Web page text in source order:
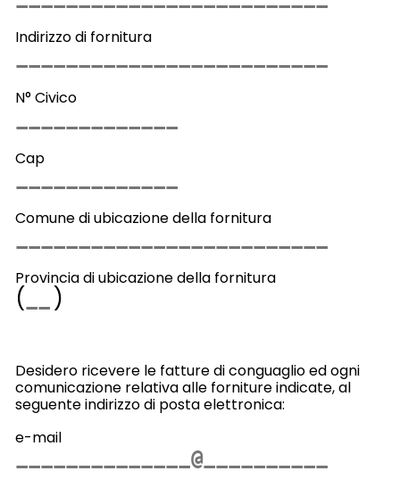
Indirizzo di fornitura
N° Civico
Cap
Comune di ubicazione della fornitura
Provincia di ubicazione della fornitura
( )
Desidero ricevere le fatture di conguaglio ed ogni
comunicazione relativa alle forniture indicate, al
seguente indirizzo di posta elettronica:
e-mail